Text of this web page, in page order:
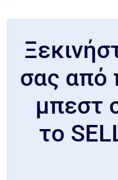
σας από
μπεστ
το